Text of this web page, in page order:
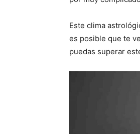
Este clima
es posible que te
puedas superar